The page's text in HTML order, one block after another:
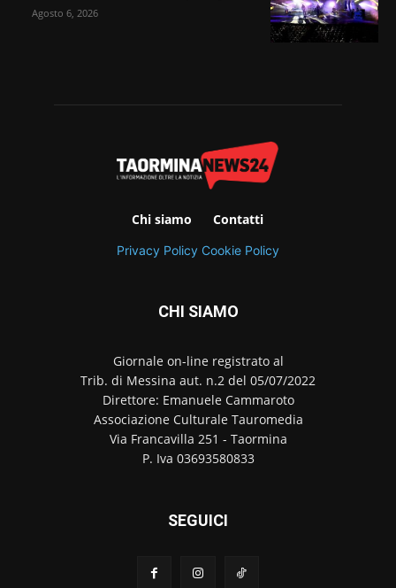
Agosto 6, 2026
Chi siamo Contatti
Privacy Policy Cookie Policy
CHI SIAMO
Giornale on-line registrato al
Trib. di Messina aut. n.2 del 05/07/2022
Direttore: Emanuele Cammaroto
Associazione Culturale Tauromedia
Via Francavilla 251 - Taormina
P. Iva 03693580833
SEGUICI